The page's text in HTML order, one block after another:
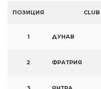
ПОЗИЦИЯ CLUB
1 ДУНАВ
2 ФРАТРИЯ